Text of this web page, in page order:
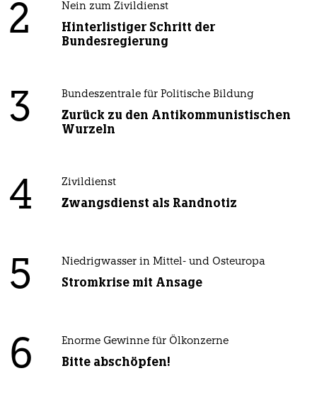
2 Nein zum Zivildienst
Hinterlistiger Schritt der
Bundesregierung
3 Bundeszentrale für Politische Bildung
Zurück zu den Antikommunistischen
Wurzeln
4 Zivildienst
Zwangsdienst als Randnotiz
5 Niedrigwasser in Mittel- und Osteuropa
Stromkrise mit Ansage
6 Enorme Gewinne für Ölkonzerne
Bitte abschöpfen!